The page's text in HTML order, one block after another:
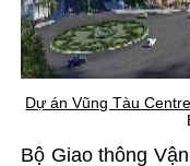
Dự án Vũng Tàu
Bộ Giao thông